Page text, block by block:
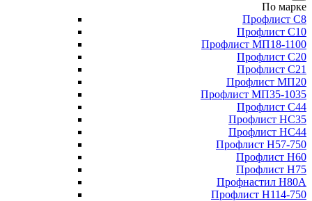
По марке
Профлист С8
Профлист С10
Профлист МП18-1100
Профлист С20
Профлист С21
Профлист МП20
Профлист МП35-1035
Профлист С44
Профлист НС35
Профлист НС44
Профлист Н57-750
Профлист Н60
Профлист Н75
Профнастил Н80А
Профлист Н114-750